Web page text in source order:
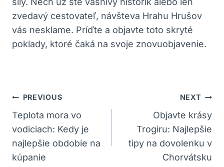
zvedavý cestovateľ, návšteva Hrahu Hrušov
vás nesklame. Príďte a ⁢objavte toto skryté
poklady, ktoré čaká na svoje znovuobjavenie.
Navigácia
V
Článku
PREVIOUS
Teplota mora vo
vodiciach: Kedy je
najlepšie obdobie na
kúpanie
NEXT
Objavte krásy
Trogiru: Najlepšie
tipy na dovolenku v
Chorvátsku